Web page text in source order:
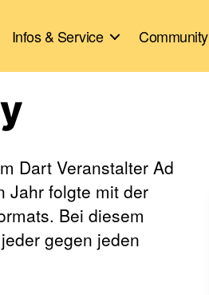
Infos & Service Community
Dart Veranstalter Ad
Jahr folgte mit der
Bei diesem
gegen jeden